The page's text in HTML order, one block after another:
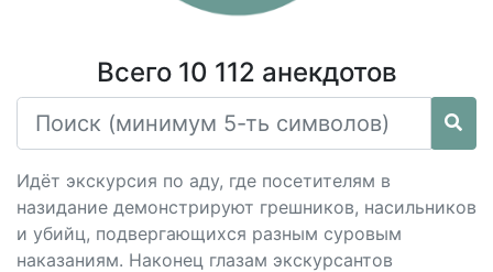
Всего 10 112 анекдотов
Идёт экскурсия по аду, где посетителям в
назидание демонстрируют грешников, насильников
и убийц, подвергающихся разным суровым
наказаниям. Наконец глазам экскурсантов